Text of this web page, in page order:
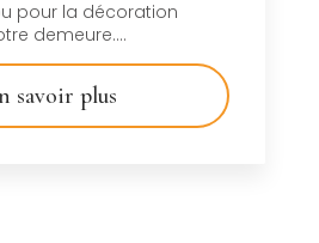
pour la décoration
demeure....
savoir plus